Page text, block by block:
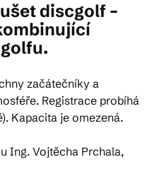
DE
Jihlavy
discgolf –
začátečníky a
Registrace probíhá
Kapacita je omezená.
Ing. Vojtěcha Prchala,